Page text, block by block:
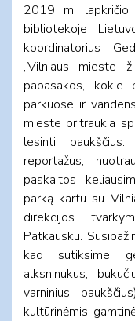
2019 m.
bibliotekoje
koordinatorius
„Vilniaus mieste
papasakos, kokie
parkuose ir
mieste pritraukia
lesinti paukščius.
reportažus,
paskaitos
parką kartu su
direkcijos
Patkausku.
kad sutiksime
alksninukus,
varninius
kultūrinėmis,